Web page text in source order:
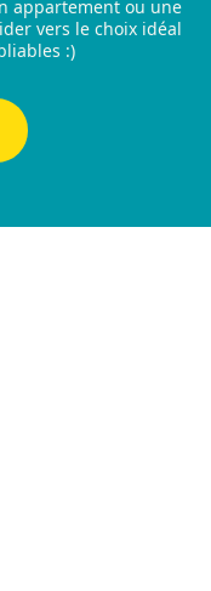
appartement ou une
vers le choix idéal
:)